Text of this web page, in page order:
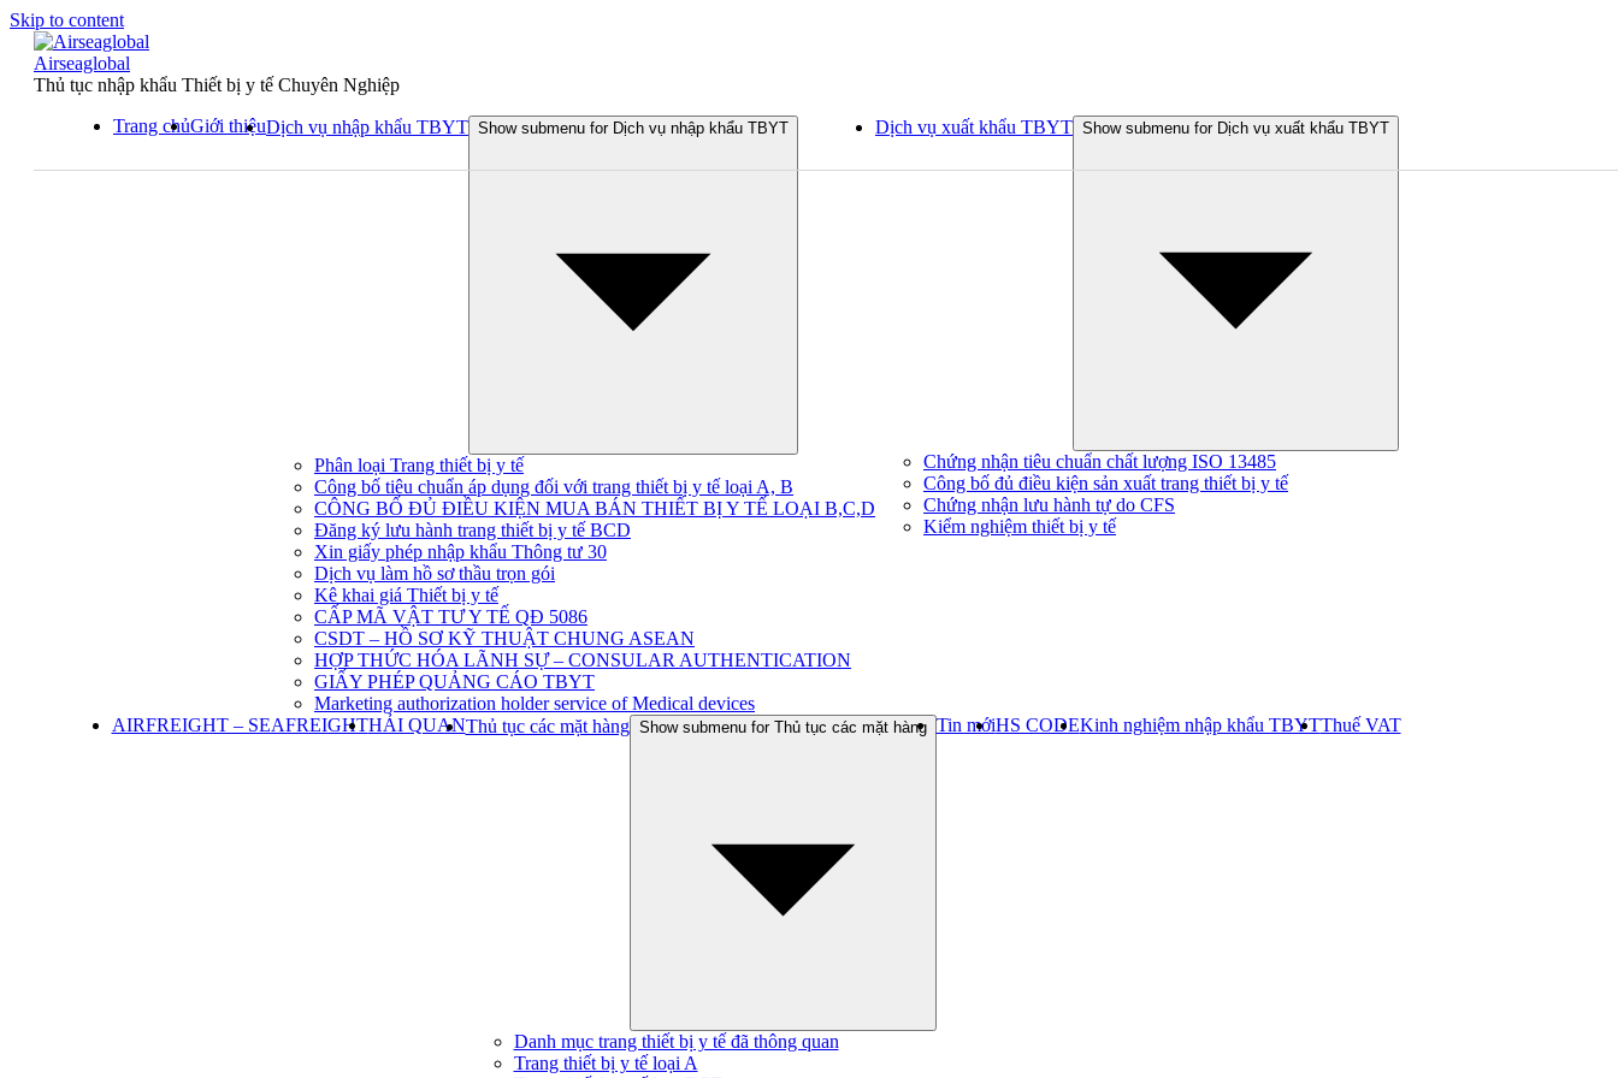
Skip to content
Airseaglobal
Thủ tục nhập khẩu Thiết bị y tế Chuyên Nghiệp
Trang chủGiới thiệuDịch vụ nhập khẩu TBYT Show submenu for Dịch vụ nhập khẩu TBYT
Phân loại Trang thiết bị y tế
Công bố tiêu chuẩn áp dụng đối với trang thiết bị y tế loại A, B
CÔNG BỐ ĐỦ ĐIỀU KIỆN MUA BÁN THIẾT BỊ Y TẾ LOẠI B,C,D
Đăng ký lưu hành trang thiết bị y tế BCD
Xin giấy phép nhập khẩu Thông tư 30
Dịch vụ làm hồ sơ thầu trọn gói
Kê khai giá Thiết bị y tế
CẤP MÃ VẬT TƯ Y TẾ QĐ 5086
CSDT – HỒ SƠ KỸ THUẬT CHUNG ASEAN
HỢP THỨC HÓA LÃNH SỰ – CONSULAR AUTHENTICATION
GIẤY PHÉP QUẢNG CÁO TBYT
Marketing authorization holder service of Medical devices
Dịch vụ xuất khẩu TBYT Show submenu for Dịch vụ xuất khẩu TBYT
Chứng nhận tiêu chuẩn chất lượng ISO 13485
Công bố đủ điều kiện sản xuất trang thiết bị y tế
Chứng nhận lưu hành tự do CFS
Kiểm nghiệm thiết bị y tế
AIRFREIGHT – SEAFREIGHTHẢI QUANThủ tục các mặt hàng Show submenu for Thủ tục các mặt hàng
Danh mục trang thiết bị y tế đã thông quan
Trang thiết bị y tế loại A
Tin mớiHS CODEKinh nghiệm nhập khẩu TBYTThuế VAT